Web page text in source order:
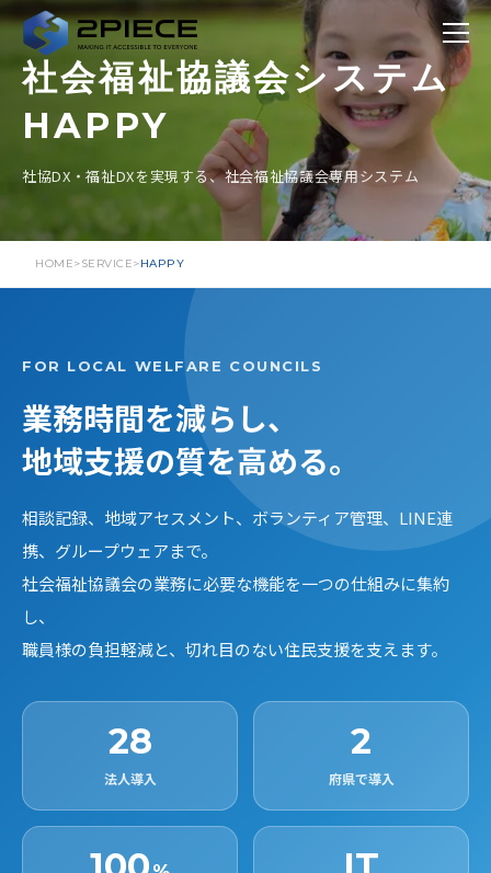
社会福祉協議会システム
HAPPY
社協DX・福祉DXを実現する、社会福祉協議会専用システム
HOME SERVICE HAPPY
FOR LOCAL WELFARE COUNCILS
業務時間を減らし、
地域支援の質を高める。
相談記録、地域アセスメント、ボランティア管理、LINE連
携、グループウェアまで。
社会福祉協議会の業務に必要な機能を一つの仕組みに集約
し、
職員様の負担軽減と、切れ目のない住民支援を支えます。
28
法人導入
2
府県で導入